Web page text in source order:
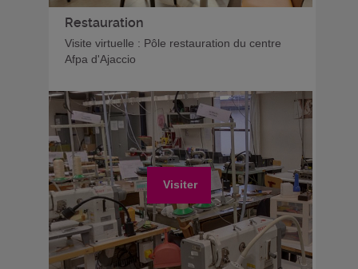
Restauration
Visite virtuelle : Pôle restauration du centre
Afpa d'Ajaccio
Visiter